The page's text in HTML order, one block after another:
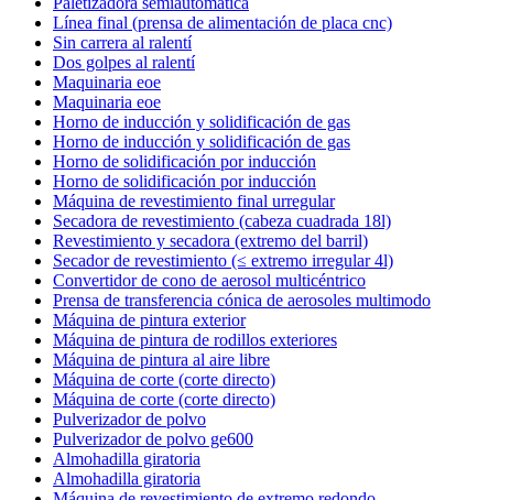
Línea final (prensa de alimentación de placa cnc)
Sin carrera al ralentí
Dos golpes al ralentí
Maquinaria eoe
Maquinaria eoe
Horno de inducción y solidificación de gas
Horno de inducción y solidificación de gas
Horno de solidificación por inducción
Horno de solidificación por inducción
Máquina de revestimiento final urregular
Secadora de revestimiento (cabeza cuadrada 18l)
Revestimiento y secadora (extremo del barril)
Secador de revestimiento (≤ extremo irregular 4l)
Convertidor de cono de aerosol multicéntrico
Prensa de transferencia cónica de aerosoles multimodo
Máquina de pintura exterior
Máquina de pintura de rodillos exteriores
Máquina de pintura al aire libre
Máquina de corte (corte directo)
Máquina de corte (corte directo)
Pulverizador de polvo
Pulverizador de polvo ge600
Almohadilla giratoria
Almohadilla giratoria